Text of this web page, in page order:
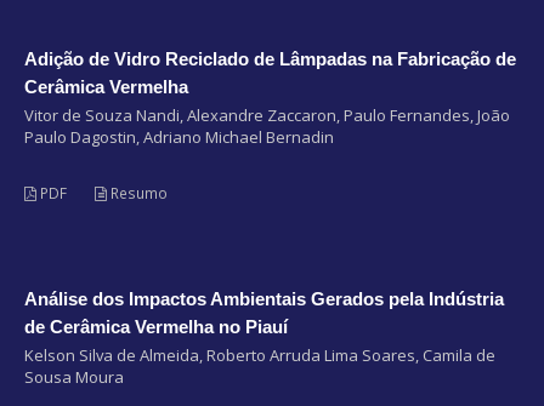
Adição de Vidro Reciclado de Lâmpadas na Fabricação de
Cerâmica Vermelha
Vitor de Souza Nandi, Alexandre Zaccaron, Paulo Fernandes, João
Paulo Dagostin, Adriano Michael Bernadin
PDF Resumo
Análise dos Impactos Ambientais Gerados pela Indústria
de Cerâmica Vermelha no Piauí
Kelson Silva de Almeida, Roberto Arruda Lima Soares, Camila de
Sousa Moura